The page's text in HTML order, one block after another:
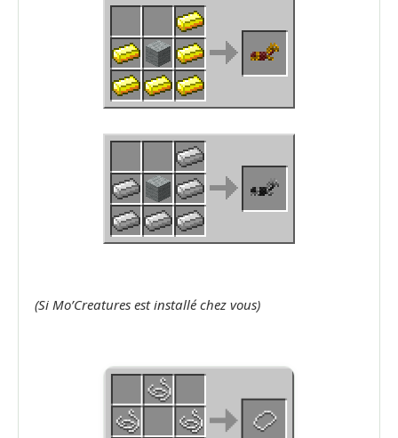
(Si Mo’Creatures est installé chez vous)